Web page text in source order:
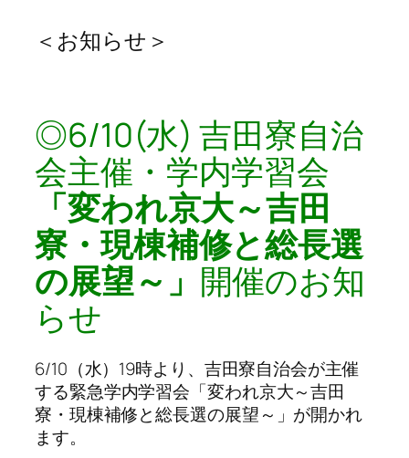
＜お知らせ＞
◎6/10(水) 吉田寮自治
会主催・学内学習会
「変われ京大～吉田
寮・現棟補修と総長選
の展望～」 開催のお知
らせ
6/10（水）19時より、吉田寮自治会が主催
する緊急学内学習会「変われ京大～吉田
寮・現棟補修と総長選の展望～」が開かれ
ます。